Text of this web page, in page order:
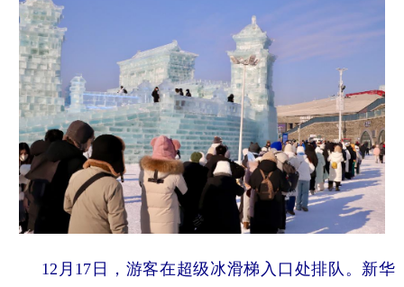
12月17日，游客在超级冰滑梯入口处排队。新华